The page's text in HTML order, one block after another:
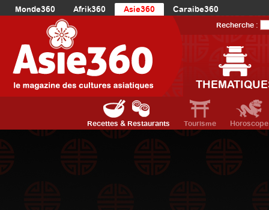
Monde360 Afrik360 Asie360
Caraibe360
Europe360
AmériqueDuNord360
Océanie360
Recherche :
Recettes & Restaurants Tourisme Horoscope